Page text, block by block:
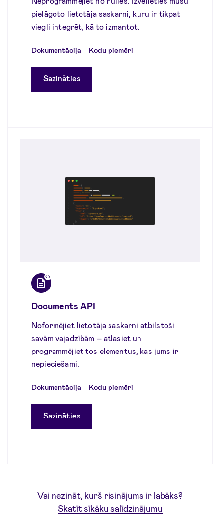
pielāgoto lietotāja saskarni, kuru ir tikpat
viegli integrēt, kā to izmantot.
Dokumentācija Kodu piemēri
Sazināties
Documents API
Noformējiet lietotāja saskarni atbilstoši
savām vajadzībām – atlasiet un
programmējiet tos elementus, kas jums ir
nepieciešami.
Dokumentācija Kodu piemēri
Sazināties
Vai nezināt, kurš risinājums ir labāks?
Skatīt sīkāku salīdzinājumu